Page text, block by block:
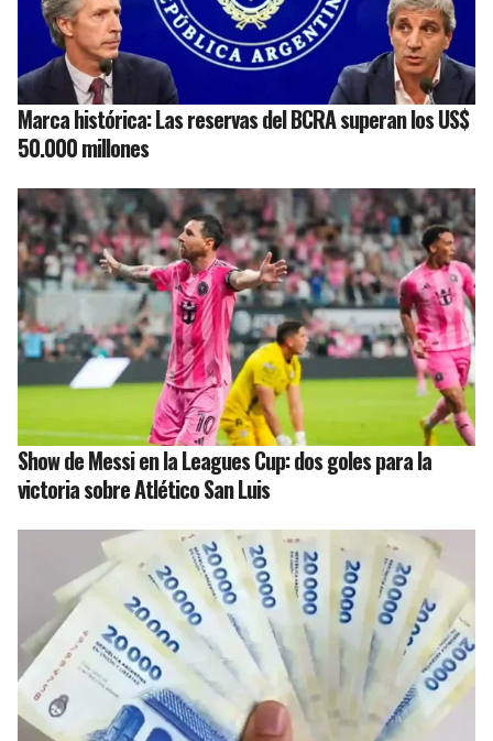
Marca histórica: Las reservas del BCRA superan los US$
50.000 millones
Show de Messi en la Leagues Cup: dos goles para la
victoria sobre Atlético San Luis